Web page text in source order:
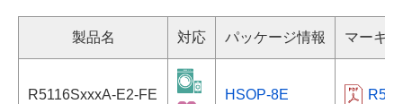
製品名 対応 パッケージ情報 マーキ
R5116SxxxA-E2-FE HSOP-8E